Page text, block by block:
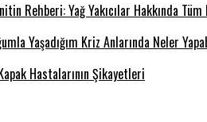
Rehberi: Yağ Yakıcılar Hakkında
Yaşadığım Kriz Anlarında Neler
Hastalarının Şikayetleri